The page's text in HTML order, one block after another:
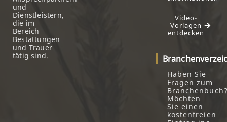
und
Dienstleistern,
die im
Bereich
Bestattungen
und Trauer
tätig sind.
Video-
Vorlagen
entdecken
Haben Sie
Fragen zum
Möchten
Sie einen
kostenfreien